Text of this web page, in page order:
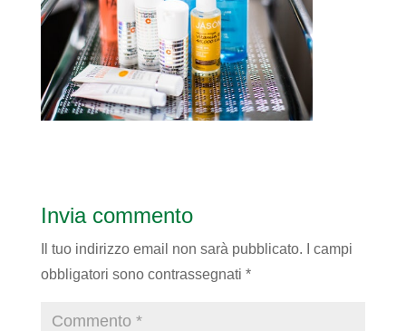
Invia commento
Il tuo indirizzo email non sarà pubblicato.
I campi
obbligatori sono contrassegnati *